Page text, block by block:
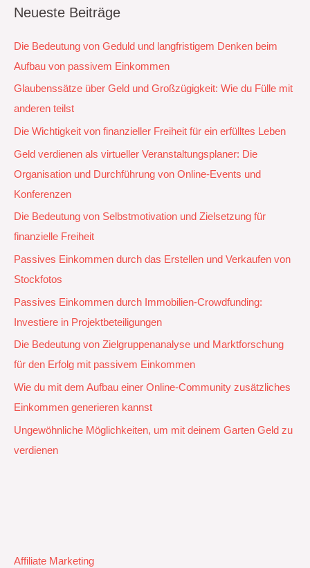
Neueste Beiträge
Die Bedeutung von Geduld und langfristigem Denken beim
Aufbau von passivem Einkommen
Glaubenssätze über Geld und Großzügigkeit: Wie du Fülle mit
anderen teilst
Die Wichtigkeit von finanzieller Freiheit für ein erfülltes Leben
Geld verdienen als virtueller Veranstaltungsplaner: Die
Organisation und Durchführung von Online-Events und
Konferenzen
Die Bedeutung von Selbstmotivation und Zielsetzung für
finanzielle Freiheit
Passives Einkommen durch das Erstellen und Verkaufen von
Stockfotos
Passives Einkommen durch Immobilien-Crowdfunding:
Investiere in Projektbeteiligungen
Die Bedeutung von Zielgruppenanalyse und Marktforschung
für den Erfolg mit passivem Einkommen
Wie du mit dem Aufbau einer Online-Community zusätzliches
Einkommen generieren kannst
Ungewöhnliche Möglichkeiten, um mit deinem Garten Geld zu
verdienen
Affiliate Marketing